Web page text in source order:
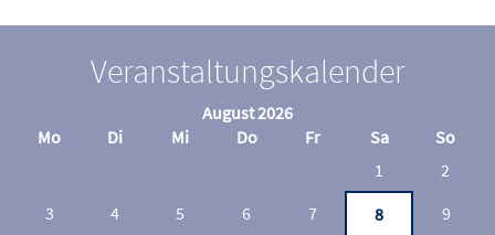
Veranstaltungskalender
August 2026
Mo
Di Mi Do Fr Sa
So
1
2
3
4 5 6 7 8 9